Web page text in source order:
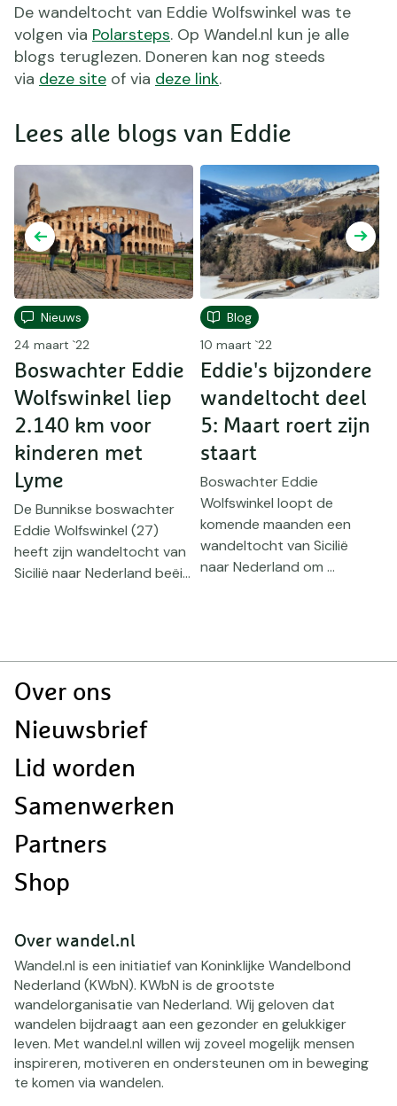
De wandeltocht van Eddie Wolfswinkel was te
volgen via Polarsteps. Op Wandel.nl kun je alle
blogs teruglezen. Doneren kan nog steeds
via deze site of via deze link.
Lees alle blogs van Eddie
Nieuws
24 maart `22
Boswachter Eddie
Wolfswinkel liep
2.140 km voor
kinderen met
Lyme
De Bunnikse boswachter
Eddie Wolfswinkel (27)
heeft zijn wandeltocht van
Sicilië naar Nederland beëi...
Blog
10 maart `22
Eddie's bijzondere
wandeltocht deel
5: Maart roert zijn
staart
Boswachter Eddie
Wolfswinkel loopt de
komende maanden een
wandeltocht van Sicilië
naar Nederland om ...
Doormat
Over ons
Nieuwsbrief
Lid worden
Samenwerken
Partners
Shop
Over wandel.nl
Wandel.nl is een initiatief van Koninklijke Wandelbond
Nederland (KWbN). KWbN is de grootste
wandelorganisatie van Nederland. Wij geloven dat
wandelen bijdraagt aan een gezonder en gelukkiger
leven. Met wandel.nl willen wij zoveel mogelijk mensen
inspireren, motiveren en ondersteunen om in beweging
te komen via wandelen.